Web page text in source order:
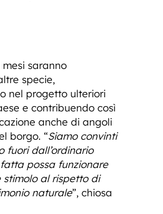
mesi saranno
specie,
nel progetto ulteriori
e contribuendo così
anche di angoli
borgo. “Siamo convinti
fuori dall’ordinario
possa funzionare
stimolo al rispetto di
naturale”, chiosa